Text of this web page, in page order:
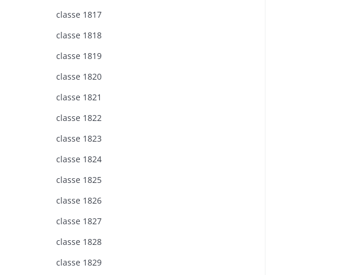
classe 1817
classe 1818
classe 1819
classe 1820
classe 1821
classe 1822
classe 1823
classe 1824
classe 1825
classe 1826
classe 1827
classe 1828
classe 1829